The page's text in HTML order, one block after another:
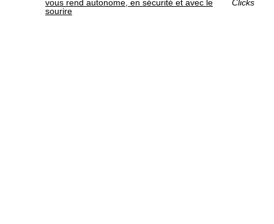
vous rend autonome, en sécurité et avec le
sourire
Clicks